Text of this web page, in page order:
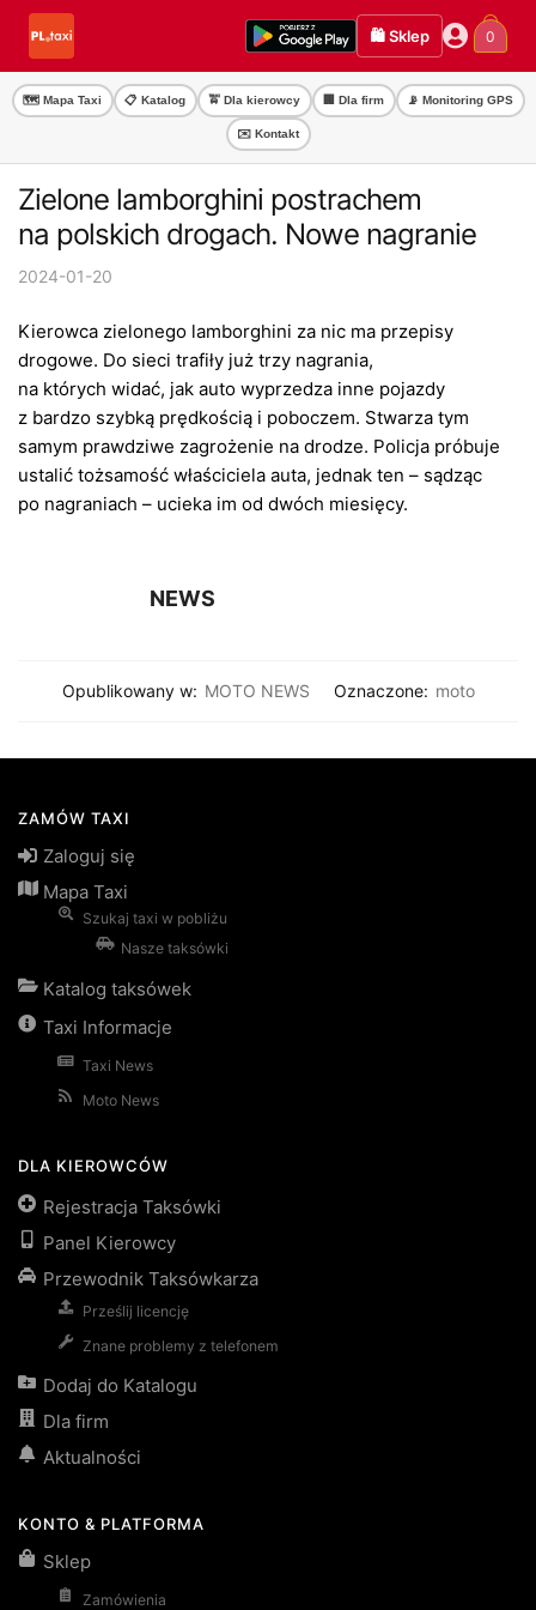
Przejdź
nawigacji
Przejdź
treści
🛍️ Sklep 0
🗺️ Mapa Taxi 📋 Katalog 🚖 Dla kierowcy 🏢 Dla firm 📡 Monitoring GPS
✉️ Kontakt
Zielone lamborghini postrachem
na polskich drogach. Nowe nagranie
2024-01-20
Kierowca zielonego lamborghini za nic ma przepisy
drogowe. Do sieci trafiły już trzy nagrania,
na których widać, jak auto wyprzedza inne pojazdy
z bardzo szybką prędkością i poboczem. Stwarza tym
samym prawdziwe zagrożenie na drodze. Policja próbuje
ustalić tożsamość właściciela auta, jednak ten – sądząc
po nagraniach – ucieka im od dwóch miesięcy.
NEWS
Opublikowany w: MOTO NEWS Oznaczone: moto
ZAMÓW TAXI
Zaloguj się
Mapa Taxi
Szukaj taxi w pobliżu
Nasze taksówki
Katalog taksówek
Taxi Informacje
Taxi News
Moto News
DLA KIEROWCÓW
Rejestracja Taksówki
Panel Kierowcy
Przewodnik Taksówkarza
Prześlij licencję
Znane problemy z telefonem
Dodaj do Katalogu
Dla firm
Aktualności
KONTO & PLATFORMA
Sklep
Zamówienia